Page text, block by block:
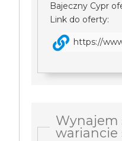
Bajeczny Cypr
Link do oferty:
https://
wariancie